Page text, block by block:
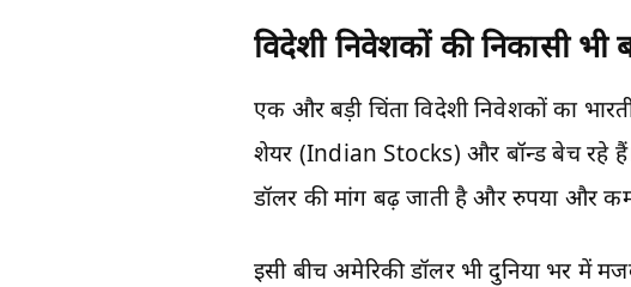
विदेशी निवेशकों की निकासी भी
एक और बड़ी चिंता विदेशी निवेशकों का
शेयर (Indian Stocks) और बॉन्ड बेच रहे
डॉलर की मांग बढ़ जाती है और रुपया और
इसी बीच अमेरिकी डॉलर भी दुनिया भर में